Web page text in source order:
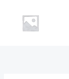
contenido